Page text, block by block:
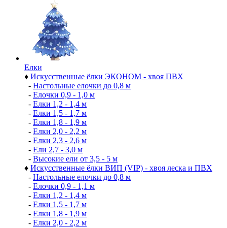
Елки
♦ Искусственные ёлки ЭКОНОМ - хвоя ПВХ
- Настольные елочки до 0,8 м
- Елочки 0,9 - 1,0 м
- Елки 1,2 - 1,4 м
- Елки 1,5 - 1,7 м
- Елки 1,8 - 1,9 м
- Елки 2,0 - 2,2 м
- Елки 2,3 - 2,6 м
- Ели 2,7 - 3,0 м
- Высокие ели от 3,5 - 5 м
♦ Искусственные ёлки ВИП (VIP) - хвоя леска и ПВХ
- Настольные елочки до 0,8 м
- Елочки 0,9 - 1,1 м
- Елки 1,2 - 1,4 м
- Елки 1,5 - 1,7 м
- Елки 1,8 - 1,9 м
- Елки 2,0 - 2,2 м